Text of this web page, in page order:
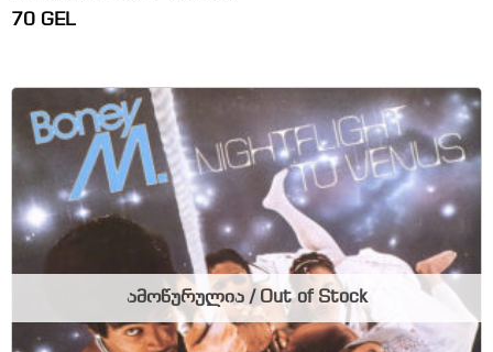
70 GEL
ამოწურულია / Out of Stock